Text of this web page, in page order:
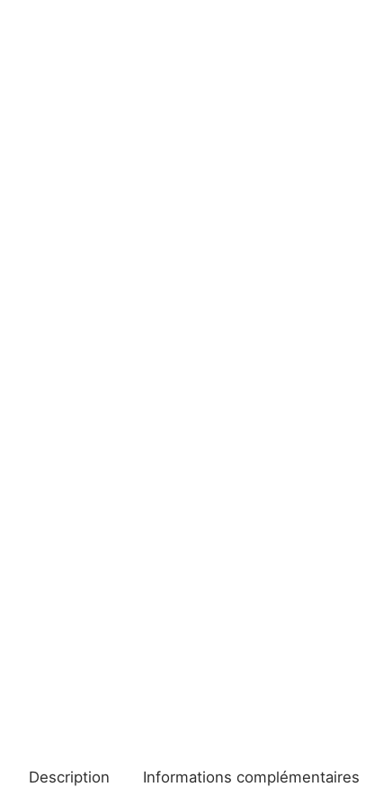
Description Informations complémentaires